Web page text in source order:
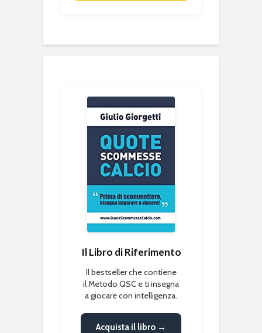
Il Libro di Riferimento
Il bestseller che contiene
il Metodo QSC e ti insegna
a giocare con intelligenza.
Acquista il libro →